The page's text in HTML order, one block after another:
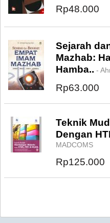
Rp48.000
Sejarah
Mazhab:
Hamba.. -
Rp63.000
Teknik
Dengan
MADCOMS
Rp125.000